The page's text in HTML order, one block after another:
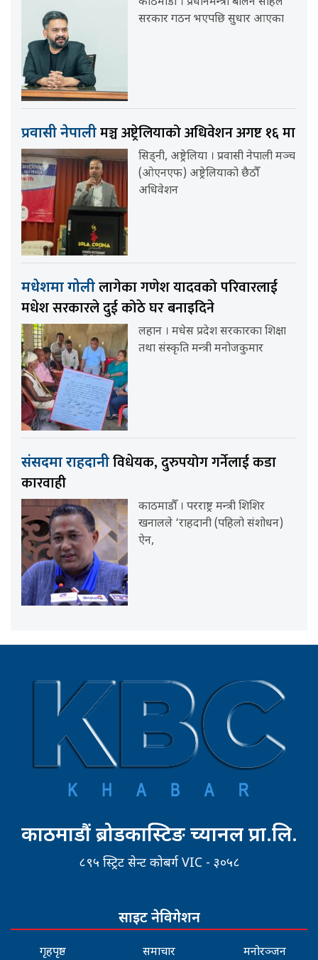
सरकार गठन भएपछि सुधार आएका
प्रवासी नेपालीमञ्च अष्ट्रेलियाको अधिवेशन अगष्ट १६ मा
सिड्नी, अष्ट्रेलिया । प्रवासी नेपाली मञ्च
(ओएनएफ) अष्ट्रेलियाको छैठौँ
अधिवेशन
मधेशमा गोलीलागेका गणेश यादवको परिवारलाई
मधेश सरकारले दुई कोठे घर बनाइदिने
लहान । मधेस प्रदेश सरकारका शिक्षा
तथा संस्कृति मन्त्री मनोजकुमार
संसदमा राहदानीविधेयक, दुरुपयोग गर्नेलाई कडा
कारवाही
काठमाडौँ । परराष्ट्र मन्त्री शिशिर
खनालले ‘राहदानी (पहिलो संशोधन)
ऐन,
काठमाडौं ब्रोडकास्टिङ च्यानल प्रा.लि.
८९५ स्ट्रिट सेन्ट कोबर्ग VIC - ३०५८
साइट नेविगेशन
गृहपृष्ठ समाचार मनोरञ्जन